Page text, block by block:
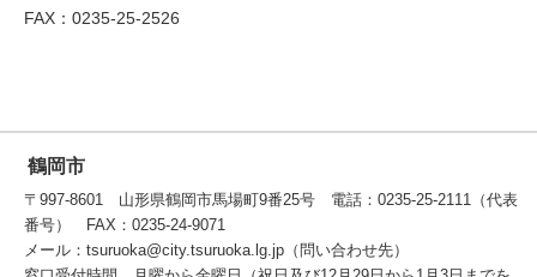
FAX：0235-25-2526
鶴岡市
〒997-8601 山形県鶴岡市馬場町9番25号 電話：0235-25-2111（代表
番号） FAX：0235-24-9071
メール：tsuruoka@city.tsuruoka.lg.jp（問い合わせ先）